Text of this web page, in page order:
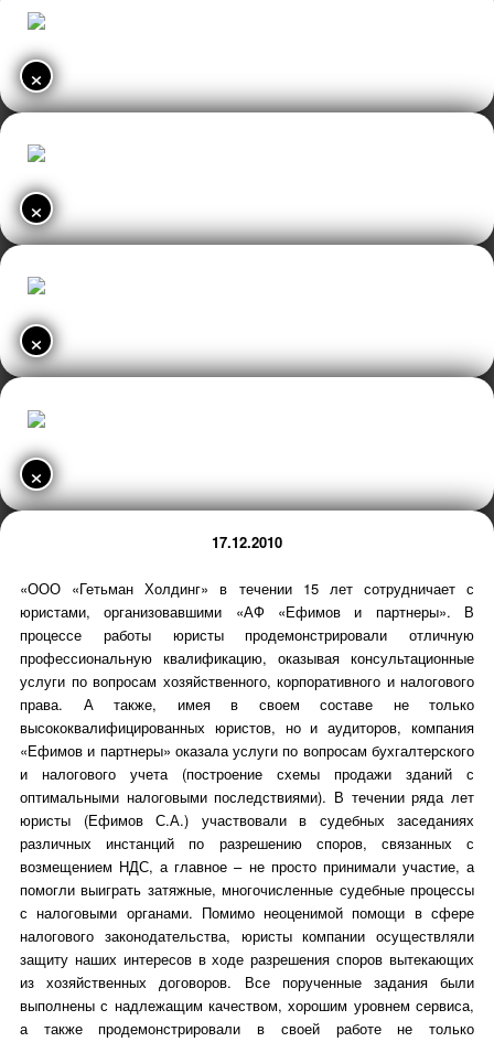
×
×
×
×
17.12.2010
«ООО «Гетьман Холдинг» в течении 15 лет сотрудничает с
юристами, организовавшими «АФ «Ефимов и партнеры». В
процессе работы юристы продемонстрировали отличную
профессиональную квалификацию, оказывая консультационные
услуги по вопросам хозяйственного, корпоративного и налогового
права. А также, имея в своем составе не только
высококвалифицированных юристов, но и аудиторов, компания
«Ефимов и партнеры» оказала услуги по вопросам бухгалтерского
и налогового учета (построение схемы продажи зданий с
оптимальными налоговыми последствиями). В течении ряда лет
юристы (Ефимов С.А.) участвовали в судебных заседаниях
различных инстанций по разрешению споров, связанных с
возмещением НДС, а главное – не просто принимали участие, а
помогли выиграть затяжные, многочисленные судебные процессы
с налоговыми органами. Помимо неоценимой помощи в сфере
налогового законодательства, юристы компании осуществляли
защиту наших интересов в ходе разрешения споров вытекающих
из хозяйственных договоров. Все порученные задания были
выполнены с надлежащим качеством, хорошим уровнем сервиса,
а также продемонстрировали в своей работе не только